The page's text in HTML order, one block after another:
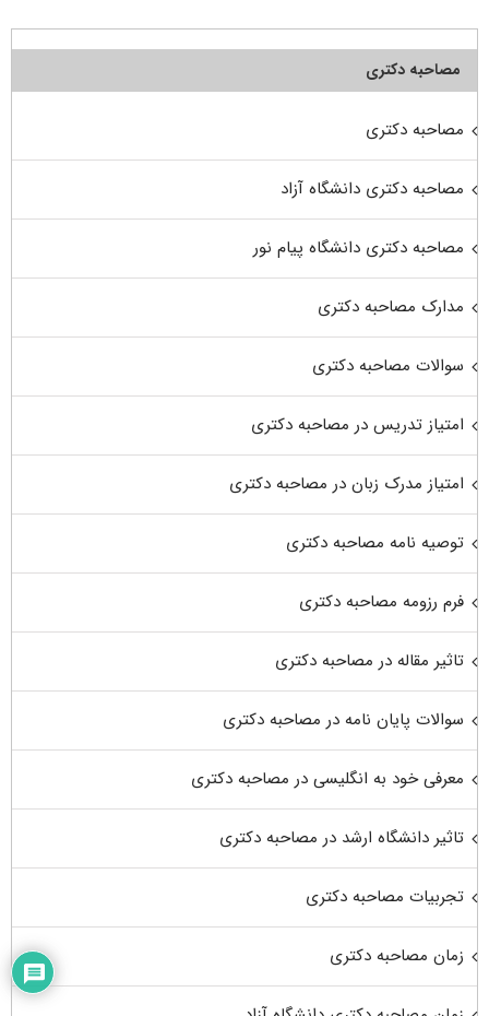
مصاحبه دکتری
مصاحبه دکتری
مصاحبه دکتری دانشگاه آزاد
مصاحبه دکتری دانشگاه پیام نور
مدارک مصاحبه دکتری
سوالات مصاحبه دکتری
امتیاز تدریس در مصاحبه دکتری
امتیاز مدرک زبان در مصاحبه دکتری
توصیه نامه مصاحبه دکتری
فرم رزومه مصاحبه دکتری
تاثیر مقاله در مصاحبه دکتری
سوالات پایان نامه در مصاحبه دکتری
معرفی خود به انگلیسی در مصاحبه دکتری
تاثیر دانشگاه ارشد در مصاحبه دکتری
تجربیات مصاحبه دکتری
زمان مصاحبه دکتری